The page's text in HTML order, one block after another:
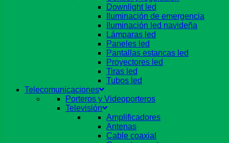
Downlight led
Iluminación de emergencia
Iluminación led navideña
Lámparas led
Paneles led
Pantallas estancas led
Proyectores led
Tiras led
Tubos led
Telecomunicaciones
Porteros y Videoporteros
Televisión
Amplificadores
Antenas
Cable coaxial